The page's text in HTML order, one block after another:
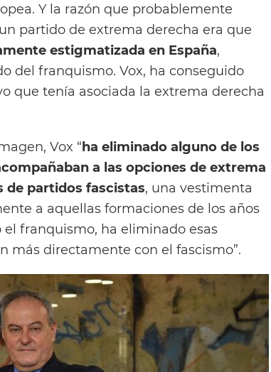
Y la razón que probablemente
partido de extrema derecha era que
estigmatizada en España,
del franquismo. Vox, ha conseguido
que tenía asociada la extrema derecha
Vox “ha eliminado alguno de los
a las opciones de extrema
de partidos fascistas, una vestimenta
a aquellas formaciones de los años
franquismo, ha eliminado esas
más directamente con el fascismo”.